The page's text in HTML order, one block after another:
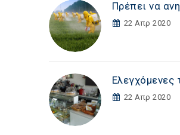
Πρέπει να
22 Απρ 2020
Ελεγχόμενες
22 Απρ 2020